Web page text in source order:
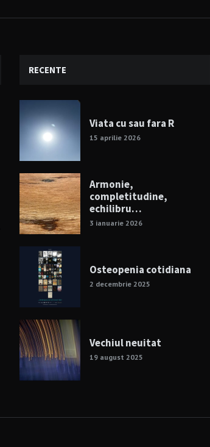
RECENTE
Viata cu sau fara R
15 aprilie 2026
Armonie,
completitudine,
echilibru…
3 ianuarie 2026
Osteopenia cotidiana
2 decembrie 2025
Vechiul neuitat
19 august 2025